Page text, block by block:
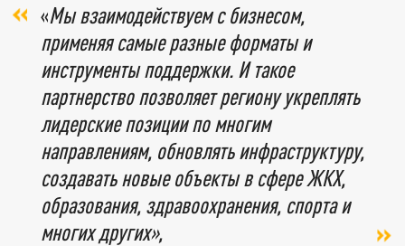
«Мы взаимодействуем с бизнесом,
применяя самые разные форматы и
инструменты поддержки. И такое
партнерство позволяет региону укреплять
лидерские позиции по многим
направлениям, обновлять инфраструктуру,
создавать новые объекты в сфере ЖКХ,
образования, здравоохранения, спорта и
многих других»,